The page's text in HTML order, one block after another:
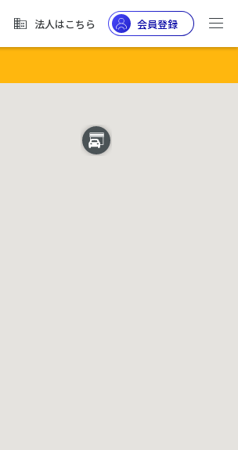
法人はこちら 会員登録